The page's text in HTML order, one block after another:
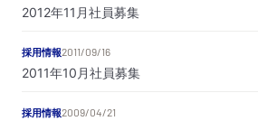
2012年11月社員募集
採用情報2011/09/16
2011年10月社員募集
採用情報2009/04/21